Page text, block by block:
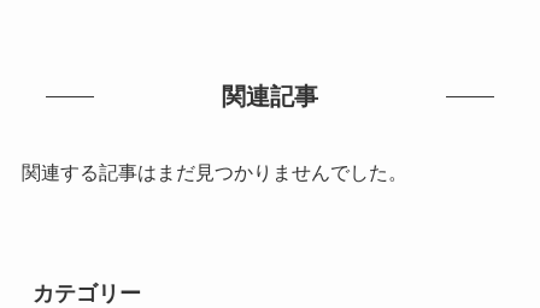
関連記事
関連する記事はまだ見つかりませんでした。
カテゴリー